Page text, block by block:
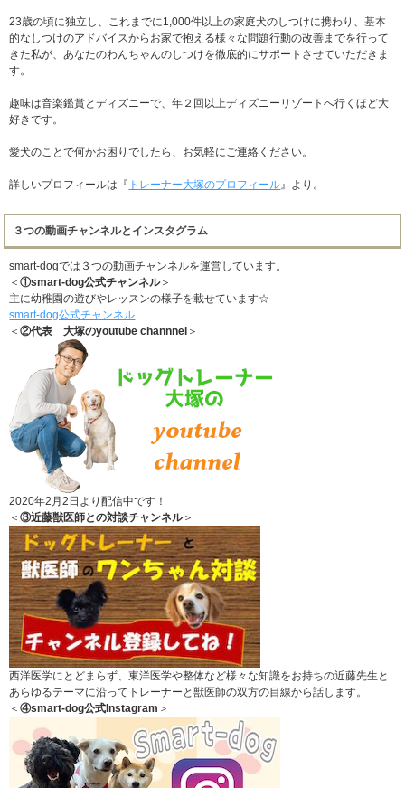
23歳の頃に独立し、これまでに1,000件以上の家庭犬のしつけに携わり、基本
的なしつけのアドバイスからお家で抱える様々な問題行動の改善までを行って
きた私が、あなたのわんちゃんのしつけを徹底的にサポートさせていただきま
す。
趣味は音楽鑑賞とディズニーで、年２回以上ディズニーリゾートへ行くほど大
好きです。
愛犬のことで何かお困りでしたら、お気軽にご連絡ください。
詳しいプロフィールは『 トレーナー大塚のプロフィール 』より。
３つの動画チャンネルとインスタグラム
smart-dogでは３つの動画チャンネルを運営しています。
＜①smart-dog公式チャンネル＞
主に幼稚園の遊びやレッスンの様子を載せています☆
smart-dog公式チャンネル
＜②代表 大塚のyoutube channnel ＞
2020年2月2日より配信中です！
＜③近藤獣医師との対談チャンネル＞
西洋医学にとどまらず、東洋医学や整体など様々な知識をお持ちの近藤先生と
あらゆるテーマに沿ってトレーナーと獣医師の双方の目線から話します。
＜④smart-dog公式Instagram ＞